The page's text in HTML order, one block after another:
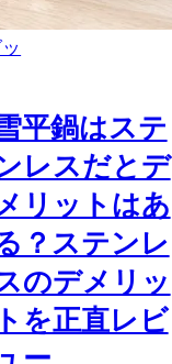
平鍋はステ
レスだとデ
リットはあ
？ステンレ
のデメリッ
トを正直レビ